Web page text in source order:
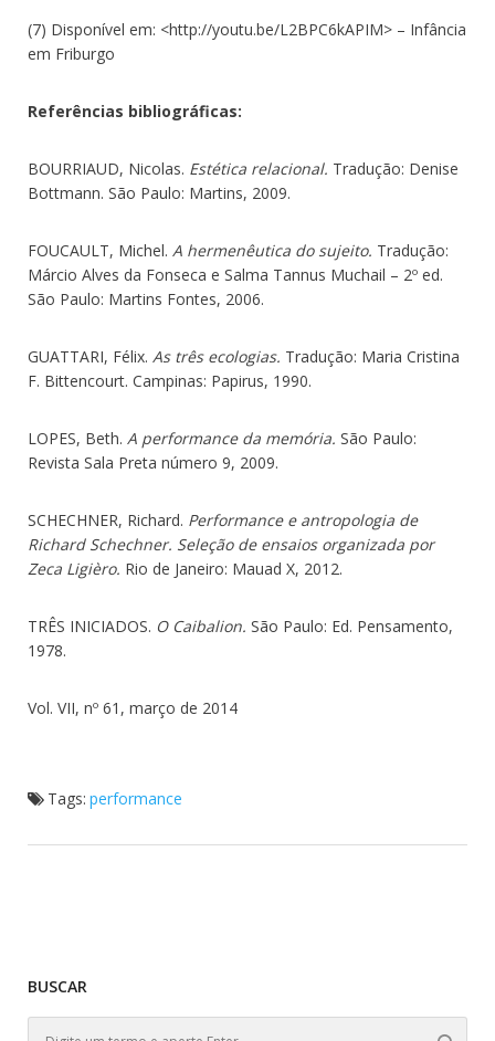
(7) Disponível em: <http://youtu.be/L2BPC6kAPIM> – Infância
em Friburgo
Referências bibliográficas:
BOURRIAUD, Nicolas. Estética relacional. Tradução: Denise
Bottmann. São Paulo: Martins, 2009.
FOUCAULT, Michel. A hermenêutica do sujeito. Tradução:
Márcio Alves da Fonseca e Salma Tannus Muchail – 2º ed.
São Paulo: Martins Fontes, 2006.
GUATTARI, Félix. As três ecologias. Tradução: Maria Cristina
F. Bittencourt. Campinas: Papirus, 1990.
LOPES, Beth. A performance da memória. São Paulo:
Revista Sala Preta número 9, 2009.
SCHECHNER, Richard. Performance e antropologia de
Richard Schechner. Seleção de ensaios organizada por
Zeca Ligièro. Rio de Janeiro: Mauad X, 2012.
TRÊS INICIADOS. O Caibalion. São Paulo: Ed. Pensamento,
1978.
Vol. VII, nº 61, março de 2014
Tags: performance
BUSCAR